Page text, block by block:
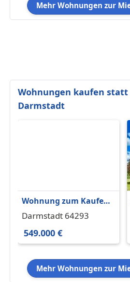
Mehr Wohnungen zur
Wohnungen kaufen
Darmstadt
Wohnung zum Kaufen
in Darmstadt 549.000 €
Darmstadt 64293
549.000 €
Mehr Wohnungen zur